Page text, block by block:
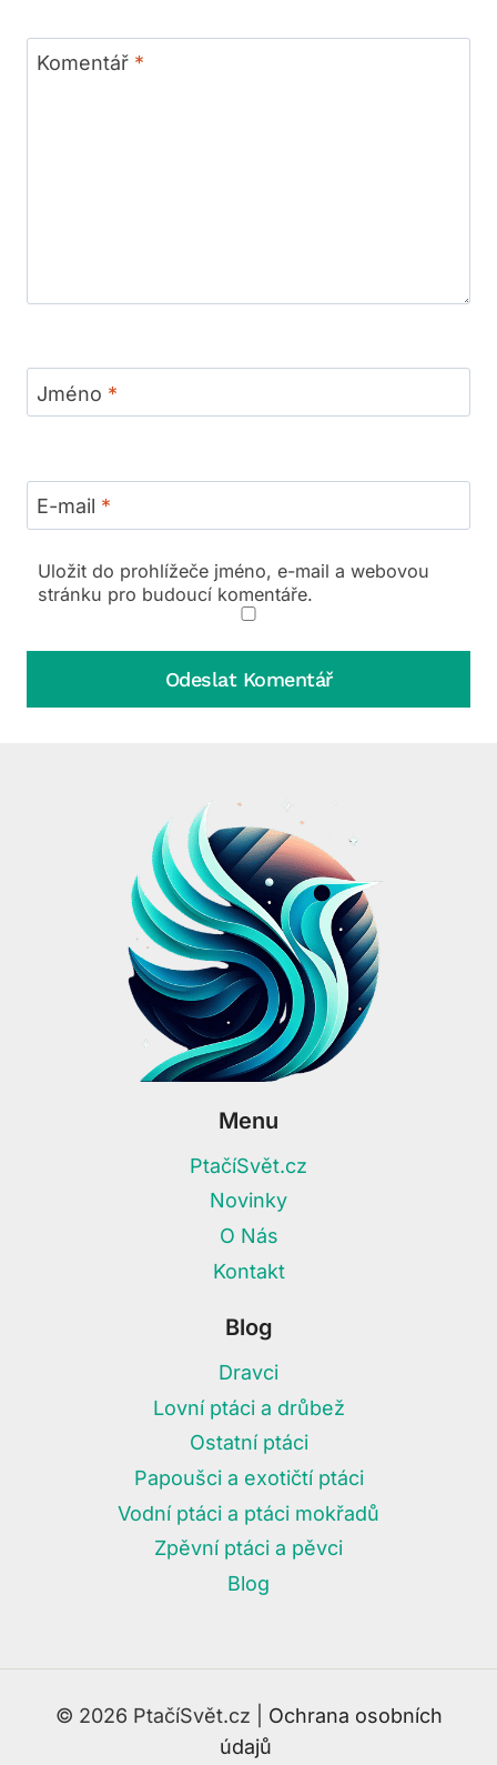
Komentář *
Jméno *
E-mail *
Uložit do prohlížeče jméno, e-mail a webovou
stránku pro budoucí komentáře.
Menu
PtačíSvět.cz
Novinky
O Nás
Kontakt
Blog
Dravci
Lovní ptáci a drůbež
Ostatní ptáci
Papoušci a exotičtí ptáci
Vodní ptáci a ptáci mokřadů
Zpěvní ptáci a pěvci
Blog
© 2026 PtačíSvět.cz | Ochrana osobních
údajů